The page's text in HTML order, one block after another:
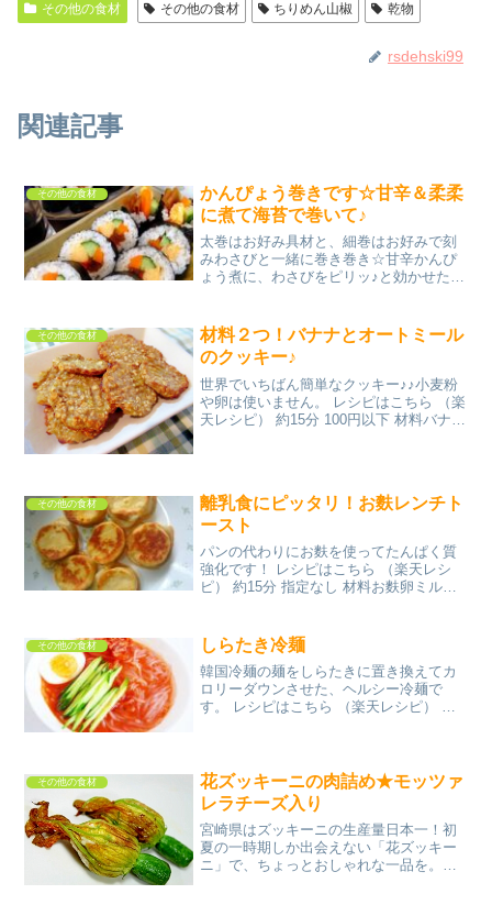
その他の食材 その他の食材 ちりめん山椒 乾物
rsdehski99
関連記事
その他の食材
かんぴょう巻きです☆甘辛＆柔柔
に煮て海苔で巻いて♪
太巻はお好み具材と、細巻はお好みで刻
みわさびと一緒に巻き巻き☆甘辛かんぴ
ょう煮に、わさびをピリッ♪と効かせた、
ピ） 約30分 指定なし 材料乾燥かんぴょ
う(干瓢)...
その他の食材
材料２つ！バナナとオートミール
のクッキー♪
世界でいちばん簡単なクッキー♪♪小麦粉
や卵は使いません。 レシピはこちら （楽
天レシピ） 約15分 100円以下 材料バナナ
その他の食材
離乳食にピッタリ！お麩レンチト
ースト
パンの代わりにお麩を使ってたんぱく質
強化です！ レシピはこちら （楽天レシ
ピ） 約15分 指定なし 材料お麩卵ミルク
その他の食材 しらたき冷麺
韓国冷麺の麺をしらたきに置き換えてカ
ロリーダウンさせた、ヘルシー冷麺で
す。 レシピはこちら （楽天レシピ） 約
おろしにん...
その他の食材
花ズッキーニの肉詰め★モッツァ
レラチーズ入り
宮崎県はズッキーニの生産量日本一！初
夏の一時期しか出会えない「花ズッキー
ニ」で、ちょっとおしゃれな一品を。